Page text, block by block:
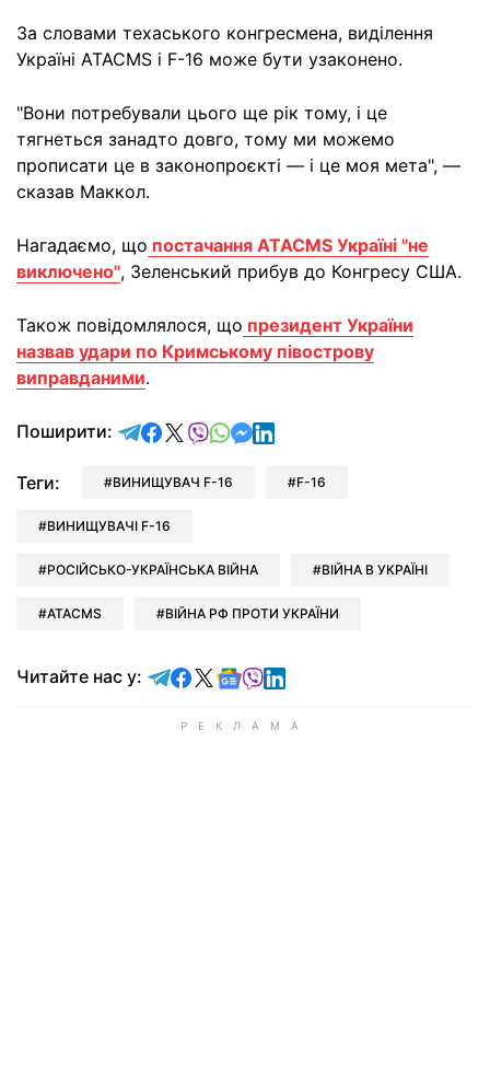
За словами техаського конгресмена, виділення
Україні ATACMS і F-16 може бути узаконено.
"Вони потребували цього ще рік тому, і це
тягнеться занадто довго, тому ми можемо
прописати це в законопроєкті — і це моя мета", —
сказав Маккол.
Нагадаємо, що постачання ATACMS Україні "не
виключено", Зеленський прибув до Конгресу США.
Також повідомлялося, що президент України
назвав удари по Кримському півострову
виправданими.
Поширити: відправити у Telegram
поділитись у Facebook
поділитись у X
відправити у Viber
відправити у Whatsapp
відправити у Messenger
відправити у LinkedIn
Теги: ВИНИЩУВАЧ F-16 F-16
ВИНИЩУВАЧІ F-16
РОСІЙСЬКО-УКРАЇНСЬКА ВІЙНА ВІЙНА В УКРАЇНІ
ATACMS ВІЙНА РФ ПРОТИ УКРАЇНИ
Читайте нас у: Читайте у Telegram
Читайте у Facebook
Читайте у X
Читайте у Google news
Читайте у Viber
Читайте у LinkedIn